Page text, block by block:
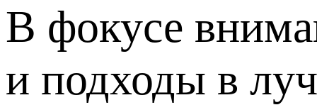
В фокусе
и подходы в